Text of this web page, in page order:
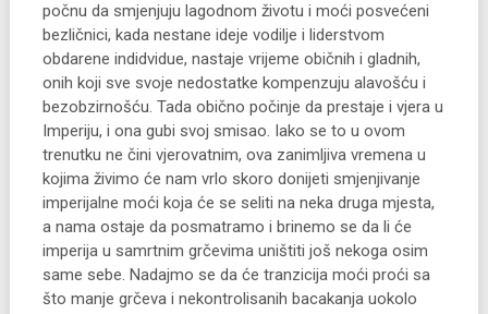
počnu da smjenjuju lagodnom životu i moći posvećeni
bezličnici, kada nestane ideje vodilje i liderstvom
obdarene indidvidue, nastaje vrijeme običnih i gladnih,
onih koji sve svoje nedostatke kompenzuju alavošću i
bezobzirnošću. Tada obično počinje da prestaje i vjera u
Imperiju, i ona gubi svoj smisao. Iako se to u ovom
trenutku ne čini vjerovatnim, ova zanimljiva vremena u
kojima živimo će nam vrlo skoro donijeti smjenjivanje
imperijalne moći koja će se seliti na neka druga mjesta,
a nama ostaje da posmatramo i brinemo se da li će
imperija u samrtnim grčevima uništiti još nekoga osim
same sebe. Nadajmo se da će tranzicija moći proći sa
što manje grčeva i nekontrolisanih bacakanja uokolo